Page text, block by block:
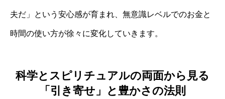
夫だ」という安心感が育まれ、無意識レベルでのお金と
時間の使い方が徐々に変化していきます。
科学とスピリチュアルの両面から見る
「引き寄せ」と豊かさの法則